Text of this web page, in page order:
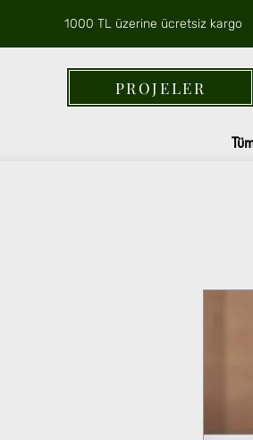
1000 TL üzerine ücretsiz kargo
PROJELER